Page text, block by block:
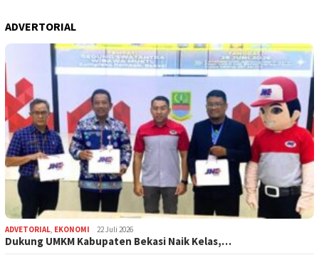
ADVERTORIAL
ADVETORIAL, EKONOMI 22 Juli 2026
Dukung UMKM Kabupaten Bekasi Naik Kelas,…